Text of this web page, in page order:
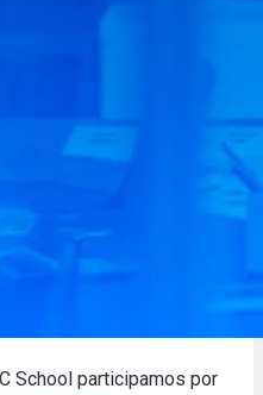
School participamos por